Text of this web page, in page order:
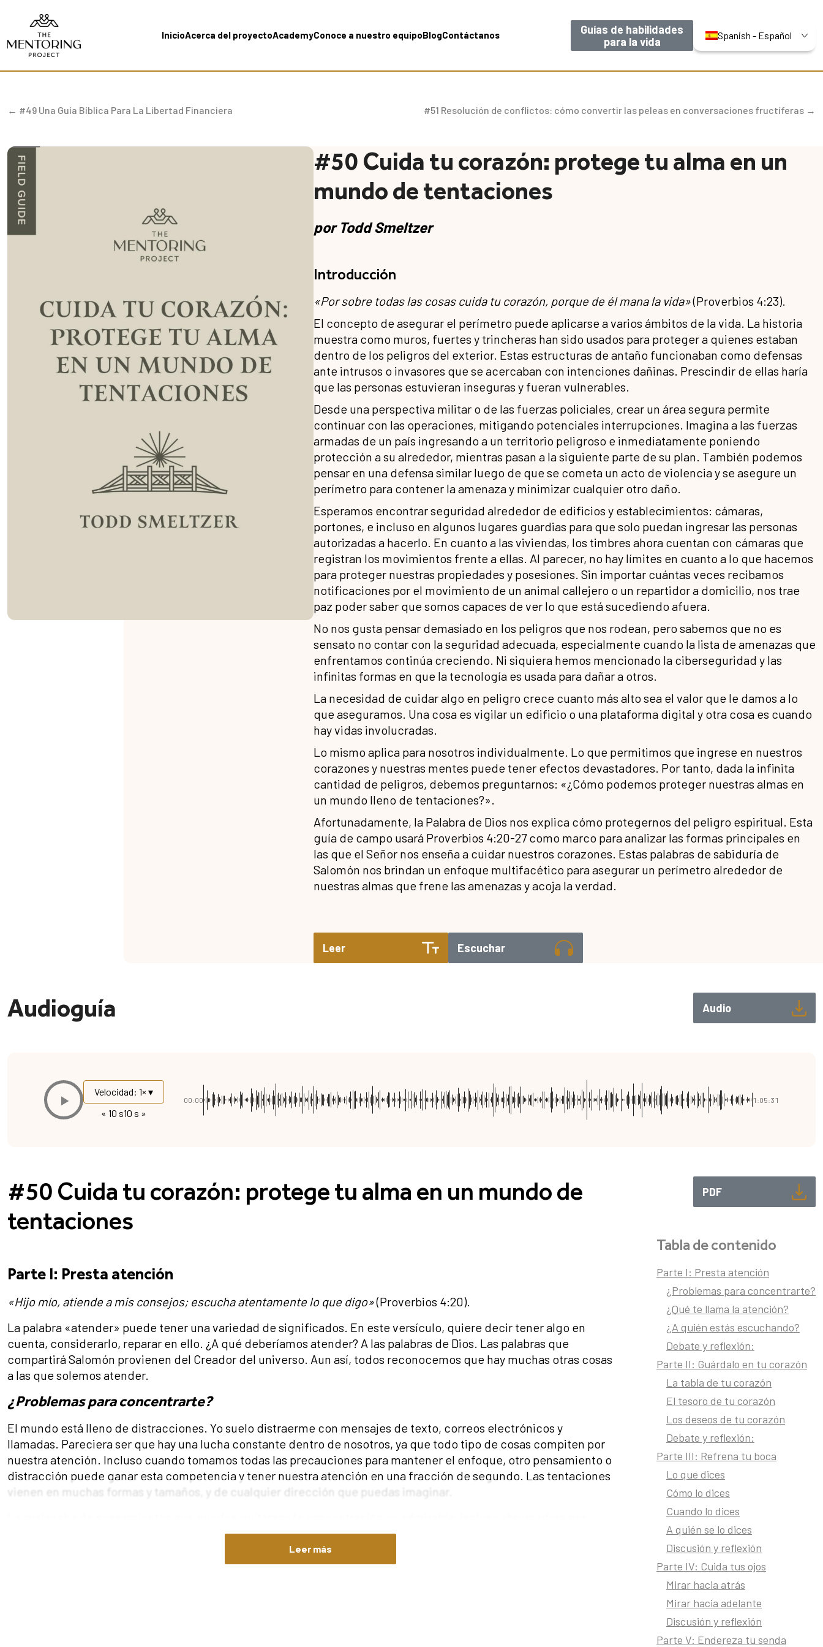
InicioAcerca del proyectoAcademyConoce a nuestro equipoBlogContáctanos
Guías de habilidades
para la vida
Spanish - Español
← #49 Una Guía Bíblica Para La Libertad Financiera #51 Resolución de conflictos: cómo convertir las peleas en conversaciones fructíferas →
#50 Cuida tu corazón: protege tu alma en un
mundo de tentaciones
porTodd Smeltzer
Introducción
«Por sobre todas las cosas cuida tu corazón, porque de él mana la vida»(Proverbios 4:23).
El concepto de asegurar el perímetro puede aplicarse a varios ámbitos de la vida. La historia
muestra como muros, fuertes y trincheras han sido usados para proteger a quienes estaban
dentro de los peligros del exterior. Estas estructuras de antaño funcionaban como defensas
ante intrusos o invasores que se acercaban con intenciones dañinas. Prescindir de ellas haría
que las personas estuvieran inseguras y fueran vulnerables.
Desde una perspectiva militar o de las fuerzas policiales, crear un área segura permite
continuar con las operaciones, mitigando potenciales interrupciones. Imagina a las fuerzas
armadas de un país ingresando a un territorio peligroso e inmediatamente poniendo
protección a su alrededor, mientras pasan a la siguiente parte de su plan. También podemos
pensar en una defensa similar luego de que se cometa un acto de violencia y se asegure un
perímetro para contener la amenaza y minimizar cualquier otro daño.
Esperamos encontrar seguridad alrededor de edificios y establecimientos: cámaras,
portones, e incluso en algunos lugares guardias para que solo puedan ingresar las personas
autorizadas a hacerlo. En cuanto a las viviendas, los timbres ahora cuentan con cámaras que
registran los movimientos frente a ellas. Al parecer, no hay límites en cuanto a lo que hacemos
para proteger nuestras propiedades y posesiones. Sin importar cuántas veces recibamos
notificaciones por el movimiento de un animal callejero o un repartidor a domicilio, nos trae
paz poder saber que somos capaces de ver lo que está sucediendo afuera.
No nos gusta pensar demasiado en los peligros que nos rodean, pero sabemos que no es
sensato no contar con la seguridad adecuada, especialmente cuando la lista de amenazas que
enfrentamos continúa creciendo. Ni siquiera hemos mencionado la ciberseguridad y las
infinitas formas en que la tecnología es usada para dañar a otros.
La necesidad de cuidar algo en peligro crece cuanto más alto sea el valor que le damos a lo
que aseguramos. Una cosa es vigilar un edificio o una plataforma digital y otra cosa es cuando
hay vidas involucradas.
Lo mismo aplica para nosotros individualmente. Lo que permitimos que ingrese en nuestros
corazones y nuestras mentes puede tener efectos devastadores. Por tanto, dada la infinita
cantidad de peligros, debemos preguntarnos: «¿Cómo podemos proteger nuestras almas en
un mundo lleno de tentaciones?».
Afortunadamente, la Palabra de Dios nos explica cómo protegernos del peligro espiritual. Esta
guía de campo usará Proverbios 4:20-27 como marco para analizar las formas principales en
las que el Señor nos enseña a cuidar nuestros corazones. Estas palabras de sabiduría de
Salomón nos brindan un enfoque multifacético para asegurar un perímetro alrededor de
nuestras almas que frene las amenazas y acoja la verdad.
Leer Escuchar
Audioguía Audio
00:00 1:05:31
Velocidad: 1× ▾
« 10 s10 s »
#50 Cuida tu corazón: protege tu alma en un mundo de
tentaciones
Parte I: Presta atención
«Hijo mío, atiende a mis consejos; escucha atentamente lo que digo»(Proverbios 4:20).
La palabra «atender» puede tener una variedad de significados. En este versículo, quiere decir tener algo en
cuenta, considerarlo, reparar en ello. ¿A qué deberíamos atender? A las palabras de Dios. Las palabras que
compartirá Salomón provienen del Creador del universo. Aun así, todos reconocemos que hay muchas otras cosas
a las que solemos atender.
¿Problemas para concentrarte?
El mundo está lleno de distracciones. Yo suelo distraerme con mensajes de texto, correos electrónicos y
llamadas. Pareciera ser que hay una lucha constante dentro de nosotros, ya que todo tipo de cosas compiten por
nuestra atención. Incluso cuando tomamos todas las precauciones para mantener el enfoque, otro pensamiento o
distracción puede ganar esta competencia y tener nuestra atención en una fracción de segundo. Las tentaciones
vienen en muchas formas y tamaños, y de cualquier dirección que puedas imaginar.
momentos. No solo incluye la tentación de pecar, sino muchos otros pensamientos que pueden mantenernos
perdidos en nuestra mente. Puede ser un ejercicio aterrador el de rastrear nuestros pensamientos para descubrir
cómo llegamos a lo que capta nuestra atención ahora. Este pensamiento lleva a aquel otro, lo cual nos hace
Leer más
PDF
Tabla de contenido
Parte I: Presta atención
¿Problemas para concentrarte?
¿Qué te llama la atención?
¿A quién estás escuchando?
Debate y reflexión:
Parte II: Guárdalo en tu corazón
La tabla de tu corazón
El tesoro de tu corazón
Los deseos de tu corazón
Debate y reflexión:
Parte III: Refrena tu boca
Lo que dices
Cómo lo dices
Cuando lo dices
A quién se lo dices
Discusión y reflexión
Parte IV: Cuida tus ojos
Mirar hacia atrás
Mirar hacia adelante
Discusión y reflexión
Parte V: Endereza tu senda